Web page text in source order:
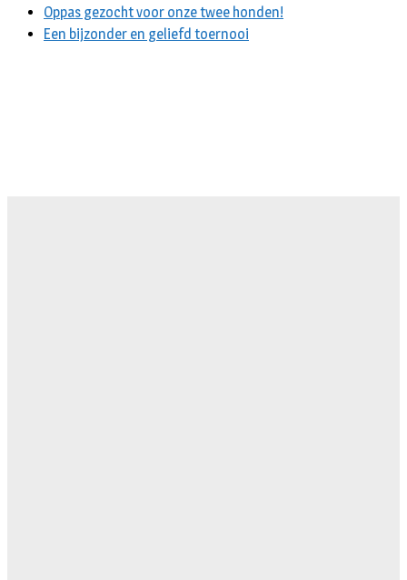
Oppas gezocht voor onze twee honden!
Een bijzonder en geliefd toernooi